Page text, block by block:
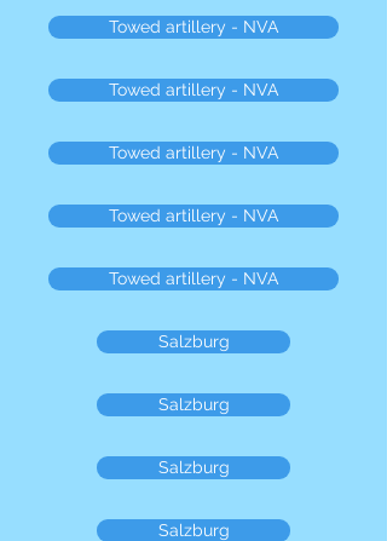
Towed artillery - NVA
Towed artillery - NVA
Towed artillery - NVA
Towed artillery - NVA
Towed artillery - NVA
Salzburg
Salzburg
Salzburg
Salzburg